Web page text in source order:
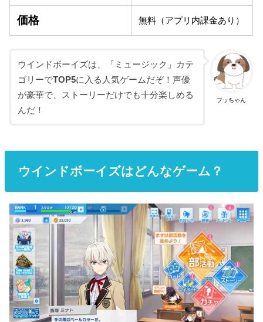
価格 無料（アプリ内課金あり）
フッちゃん
ウインドボーイズは、「ミュージック」カテ
ゴリーでTOP5に入る人気ゲームだぞ！声優
が豪華で、ストーリーだけでも十分楽しめる
んだ！
ウインドボーイズはどんなゲーム？